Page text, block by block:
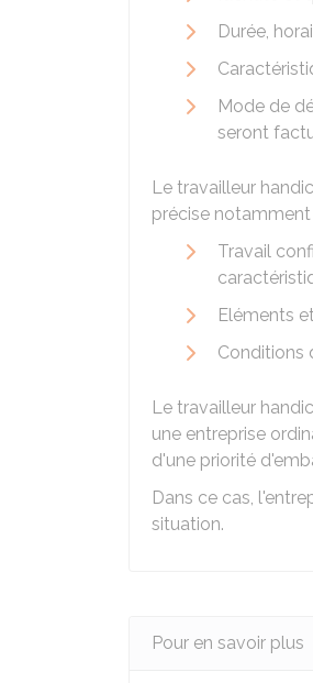
Durée,
Mode de
seront
Le travailleur
précise
Travail
Eléments
Conditions
Le travailleur
une entreprise
d'une priorité
Dans ce cas,
situation.
Pour en savoir plus